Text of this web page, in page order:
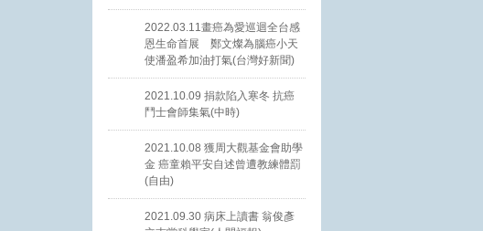
2022.03.11畫癌為愛巡迴全台感
恩生命首展 鄭文燦為腦癌小天
使潘盈希加油打氣(台灣好新聞)
2021.10.09 捐款陷入寒冬 抗癌
鬥士會師集氣(中時)
2021.10.08 獲周大觀基金會助學
金 癌童賴平安自述曾遭教練體罰
(自由)
2021.09.30 病床上讀書 翁俊彥